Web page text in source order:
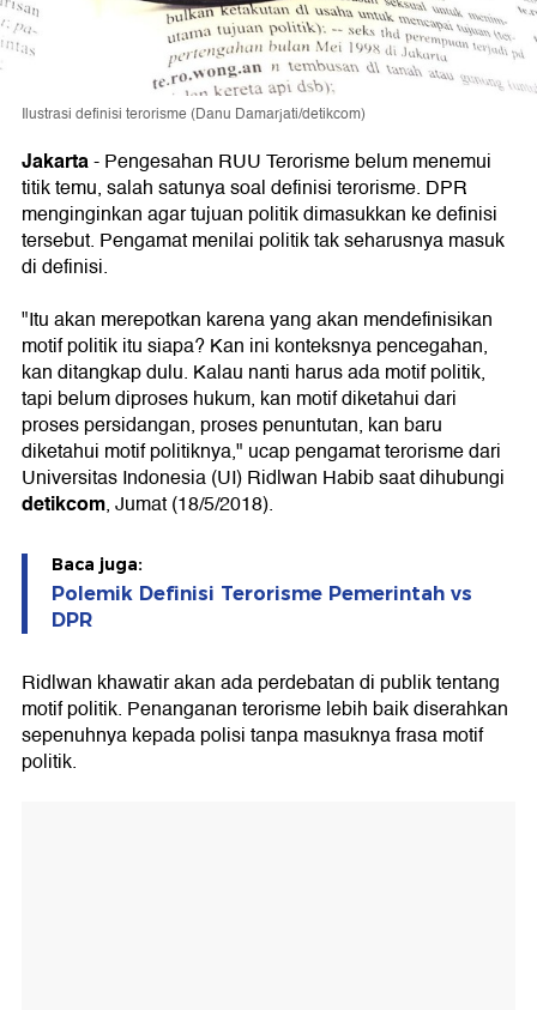
Ilustrasi definisi terorisme (Danu Damarjati/detikcom)
Jakarta-Pengesahan RUU Terorisme belum menemui
titik temu, salah satunya soal definisi terorisme. DPR
menginginkan agar tujuan politik dimasukkan ke definisi
tersebut. Pengamat menilai politik tak seharusnya masuk
di definisi.
"Itu akan merepotkan karena yang akan mendefinisikan
motif politik itu siapa? Kan ini konteksnya pencegahan,
kan ditangkap dulu. Kalau nanti harus ada motif politik,
tapi belum diproses hukum, kan motif diketahui dari
proses persidangan, proses penuntutan, kan baru
diketahui motif politiknya," ucap pengamat terorisme dari
Universitas Indonesia (UI) Ridlwan Habib saat dihubungi
detikcom, Jumat (18/5/2018).
Baca juga:
Polemik Definisi Terorisme Pemerintah vs
DPR
Ridlwan khawatir akan ada perdebatan di publik tentang
motif politik. Penanganan terorisme lebih baik diserahkan
sepenuhnya kepada polisi tanpa masuknya frasa motif
politik.